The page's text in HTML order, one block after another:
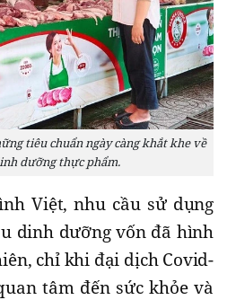
tiêu chuẩn ngày càng khắt khe về
dưỡng thực phẩm.
Việt, nhu cầu sử dụng
dinh dưỡng vốn đã hình
chỉ khi đại dịch Covid-
tâm đến sức khỏe và